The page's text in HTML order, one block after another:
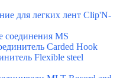
для легких лент Clip'N-
MS
Carded Hook
Flexible steel